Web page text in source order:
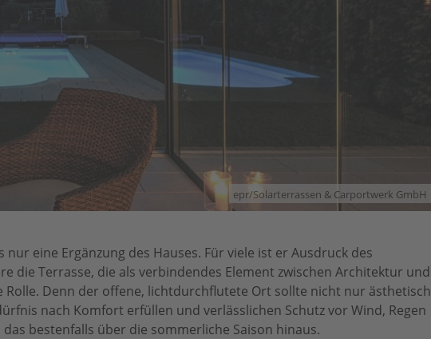
epr/Solarterrassen & Carportwerk GmbH
eine Ergänzung des Hauses. Für viele ist er Ausdruck des
die Terrasse, die als verbindendes Element zwischen Architektur und
Rolle. Denn der offene, lichtdurchflutete Ort sollte nicht nur ästhetisch
nach Komfort erfüllen und verlässlichen Schutz vor Wind, Regen
bestenfalls über die sommerliche Saison hinaus.